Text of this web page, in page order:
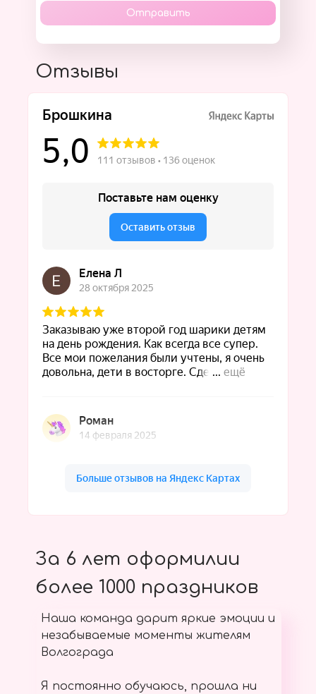
Отправить
Отзывы
За 6 лет оформилии
более 1000 праздников
Наша команда дарит яркие эмоции и
незабываемые моменты жителям
Волгограда
Я постоянно обучаюсь, прошла ни